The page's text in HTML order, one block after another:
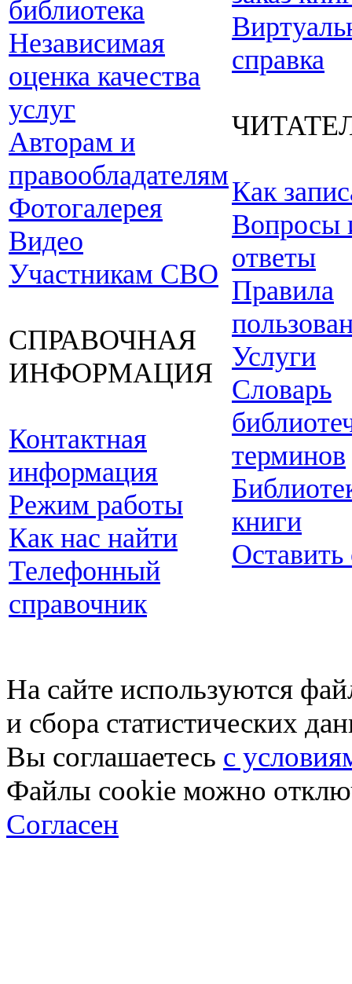
библиотека
Независимая
оценка качества
услуг
Авторам и
правообладателям
Фотогалерея
Видео
Участникам СВО
СПРАВОЧНАЯ
ИНФОРМАЦИЯ
Контактная
информация
Режим работы
Как нас найти
Телефонный
справочник
справка
Как
Вопросы
ответы
Правила
Услуги
Словарь
терминов
книги
Оставить
На сайте используются
и сбора статистических
Вы соглашаетесь с
Файлы cookie можно
Согласен